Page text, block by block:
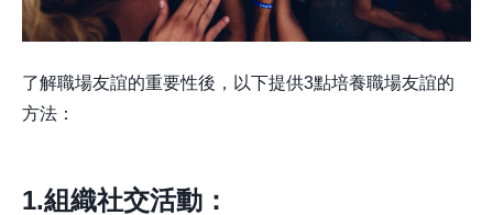
了解職場友誼的重要性後，以下提供3點培養職場友誼的
方法：
1.組織社交活動：